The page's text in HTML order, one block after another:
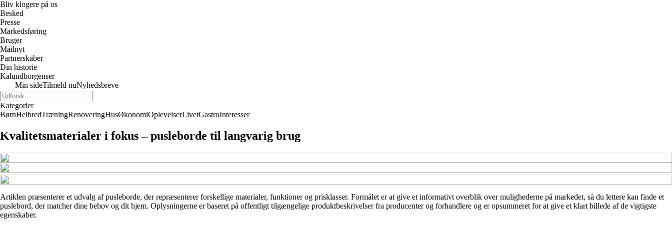
Bliv klogere på os
Besked
Presse
Markedsføring
Bruger
Mailnyt
Partnerskaber
Din historie
Kalundborgenser
Min sideTilmeld nuNyhedsbreve
Kategorier
BørnHelbredTræningRenoveringHusØkonomiOplevelserLivetGastroInteresser
Kvalitetsmaterialer i fokus – pusleborde til langvarig brug
Artiklen præsenterer et udvalg af pusleborde, der repræsenterer forskellige materialer, funktioner og prisklasser. Formålet er at give et informativt overblik over mulighederne på markedet, så du lettere kan finde et
puslebord, der matcher dine behov og dit hjem. Oplysningerne er baseret på offentligt tilgængelige produktbeskrivelser fra producenter og forhandlere og er opsummeret for at give et klart billede af de vigtigste
egenskaber.